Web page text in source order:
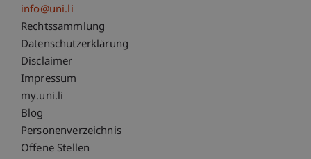
info@uni.li
Fußzeile Rechtliche Hinweise
Rechtssammlung
Datenschutzerklärung
Disclaimer
Impressum
Fußzeile Subdomain-Verzeichnis
my.uni.li
Blog
Personenverzeichnis
Offene Stellen